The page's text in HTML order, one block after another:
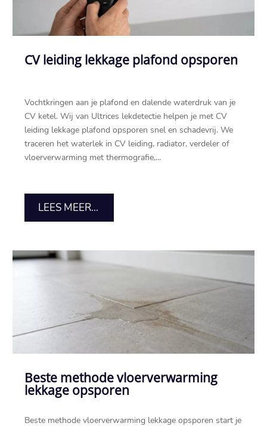
CV leiding lekkage plafond opsporen
Vochtkringen aan je plafond en dalende waterdruk van je
CV ketel.​ Wij van Ultrices lekdetectie helpen je met CV
leiding lekkage plafond opsporen snel en schadevrij.​ We
traceren het waterlek in CV leiding, radiator, verdeler of
vloerverwarming met thermografie,...
LEES MEER...
Beste methode vloerverwarming
lekkage opsporen
Beste methode vloerverwarming lekkage opsporen start je